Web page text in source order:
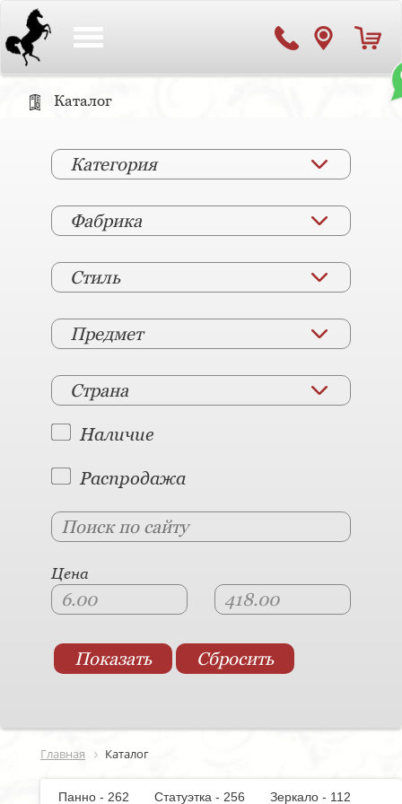
Каталог
Категория
Фабрика
Стиль
Предмет
Страна
Наличие
Распродажа
Цена
Главная Каталог
Панно - 262 Статуэтка - 256
Зеркало - 112